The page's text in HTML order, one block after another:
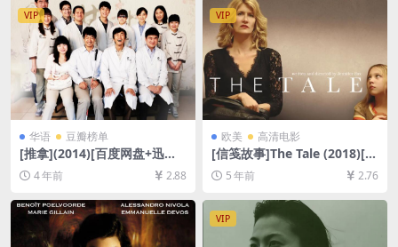
载][MP4/8GB][中英字幕]
VIP
华语 豆瓣榜单
[推拿](2014)[百度网盘+迅雷
云盘资源1080P超清未删减]
[MP4/7GB][中文字幕]
4 年前 2.88
VIP
欧美 高清电影
[信笺故事]The Tale (2018)[百
度网盘+迅雷云盘资源1080P
超清未删减][MP4/7.5GB][中
英字幕]
5 年前 2.76
VIP